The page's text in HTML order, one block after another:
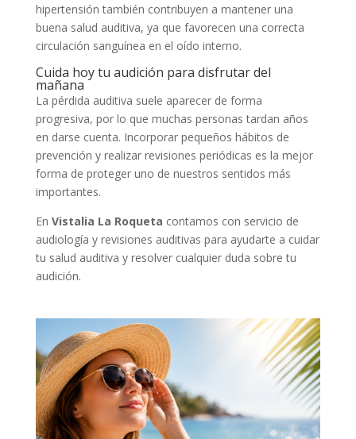
hipertensión también contribuyen a mantener una
buena salud auditiva, ya que favorecen una correcta
circulación sanguínea en el oído interno.
Cuida hoy tu audición para disfrutar del
mañana
La pérdida auditiva suele aparecer de forma
progresiva, por lo que muchas personas tardan años
en darse cuenta. Incorporar pequeños hábitos de
prevención y realizar revisiones periódicas es la mejor
forma de proteger uno de nuestros sentidos más
importantes.
En Vistalia La Roqueta contamos con servicio de
audiología y revisiones auditivas para ayudarte a cuidar
tu salud auditiva y resolver cualquier duda sobre tu
audición.